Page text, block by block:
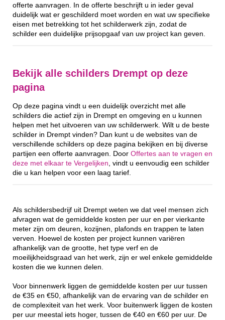
offerte aanvragen. In de offerte beschrijft u in ieder geval
duidelijk wat er geschilderd moet worden en wat uw specifieke
eisen met betrekking tot het schilderwerk zijn, zodat de
schilder een duidelijke prijsopgaaf van uw project kan geven.
Bekijk alle schilders Drempt op deze
pagina
Op deze pagina vindt u een duidelijk overzicht met alle
schilders die actief zijn in Drempt en omgeving en u kunnen
helpen met het uitvoeren van uw schilderwerk. Wilt u de beste
schilder in Drempt vinden? Dan kunt u de websites van de
verschillende schilders op deze pagina bekijken en bij diverse
partijen een offerte aanvragen. Door Offertes aan te vragen en
deze met elkaar te Vergelijken , vindt u eenvoudig een schilder
die u kan helpen voor een laag tarief.
Als schildersbedrijf uit Drempt weten we dat veel mensen zich
afvragen wat de gemiddelde kosten per uur en per vierkante
meter zijn om deuren, kozijnen, plafonds en trappen te laten
verven. Hoewel de kosten per project kunnen variëren
afhankelijk van de grootte, het type verf en de
moeilijkheidsgraad van het werk, zijn er wel enkele gemiddelde
kosten die we kunnen delen.
Voor binnenwerk liggen de gemiddelde kosten per uur tussen
de €35 en €50, afhankelijk van de ervaring van de schilder en
de complexiteit van het werk. Voor buitenwerk liggen de kosten
per uur meestal iets hoger, tussen de €40 en €60 per uur. De